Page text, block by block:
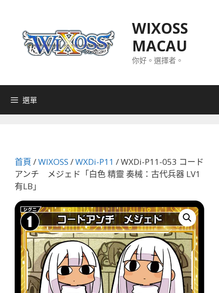
WIXOSS
MACAU
你好。選擇者。
選單
首頁 /WIXOSS /WXDi-P11 / WXDi-P11-053 コード
アンチ メジェド「白色 精靈 奏械：古代兵器 LV1
有LB」